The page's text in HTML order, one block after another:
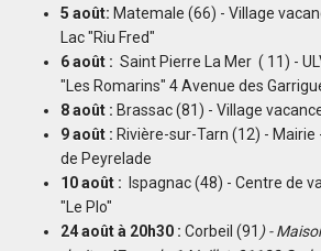
5 août: Matemale (66) - Village
Lac "Riu Fred"
6 août : Saint Pierre La Mer ( 11) -
"Les Romarins" 4 Avenue des
8 août : Brassac (81) - Village
9 août : Rivière-sur-Tarn (12) -
de Peyrelade
10 août : Ispagnac (48) - Centre de
"Le Plo"
24 août à 20h30 : Corbeil (91 ) -